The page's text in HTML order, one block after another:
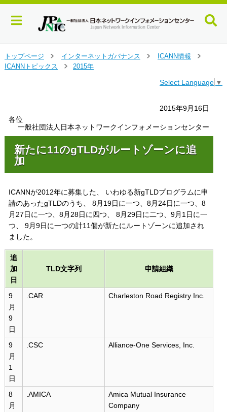
イ
へ
トップページ
＞
インターネットガバナンス
ICANN情報
ICANNトピックス
2015年
Select Language ▼
2015年9月16日
各位
一般社団法人日本ネットワークインフォメーションセンター
新たに11のgTLDがルートゾーンに追
加
ICANNが2012年に募集した、 いわゆる新gTLDプログラムに申
請のあったgTLDのうち、 8月19日に一つ、8月24日に一つ、8
月27日に一つ、8月28日に四つ、 8月29日に二つ、9月1日に一
つ、 9月9日に一つの計11個が新たにルートゾーンに追加され
ました。
追
加
日
TLD文字列 申請組織
9
月
9
日
.CAR Charleston Road Registry Inc.
9
月
1
日
.CSC Alliance-One Services, Inc.
8
月
.AMICA
Amica Mutual Insurance
Company